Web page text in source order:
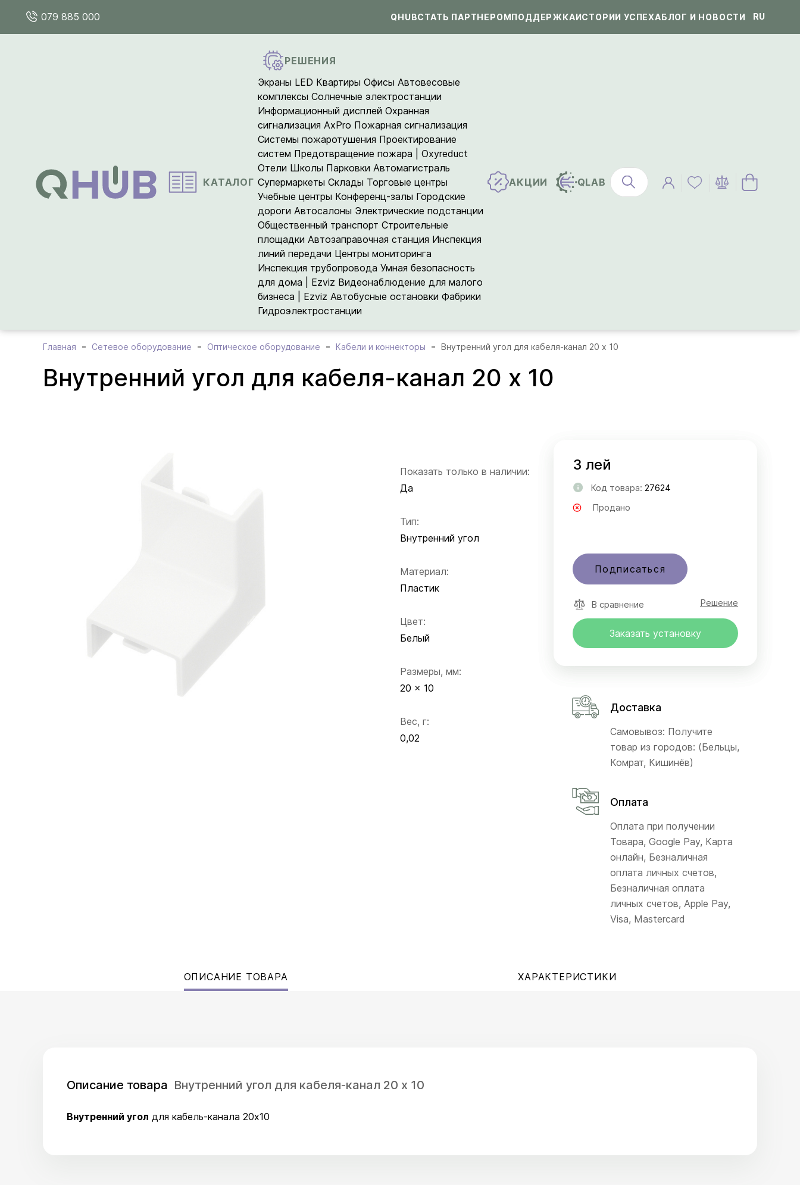
079 885 000 QHUBСТАТЬ ПАРТНЕРОМПОДДЕРЖКАИСТОРИИ УСПЕХАБЛОГ И НОВОСТИ RU
КАТАЛОГ
РЕШЕНИЯ
Экраны LED Квартиры Офисы Автовесовые
комплексыСолнечные электростанции
Информационный дисплей Охранная
сигнализация AxPro Пожарная сигнализация
Системы пожаротушения Проектирование
систем Предотвращение пожара | Oxyreduct
Отели Школы Парковки Автомагистраль
Супермаркеты Склады Торговые центры
Учебные центры Конференц-залы Городские
дороги Автосалоны Электрические подстанции
Общественный транспорт Строительные
площадки Автозаправочная станция Инспекция
линий передачи Центры мониторинга
Инспекция трубопровода Умная безопасность
для дома | Ezviz Видеонаблюдение для малого
бизнеса | Ezviz Автобусные остановки Фабрики
Гидроэлектростанции
АКЦИИ QLAB
Главная Сетевое оборудование Оптическое оборудование Кабели и коннекторы Внутренний угол для кабеля-канал 20 x 10
Внутренний угол для кабеля-канал 20 x 10
Показать только в наличии:
Да
Тип:
Внутренний угол
Материал:
Пластик
Цвет:
Белый
Размеры, мм:
20 x 10
Вес, г:
0,02
3 лей
Код товара: 27624
Продано
Подписаться
В сравнение Решение
Заказать установку
Доставка
Самовывоз: Получите
товар из городов: (Бельцы,
Комрат, Кишинёв)
Оплата
Оплата при получении
Товара, Google Pay, Карта
онлайн, Безналичная
оплата личных счетов,
Безналичная оплата
личных счетов, Apple Pay,
Visa, Mastercard
ОПИСАНИЕ ТОВАРА ХАРАКТЕРИСТИКИ
Описание товара Внутренний угол для кабеля-канал 20 x 10
Внутренний угол для кабель-канала 20x10